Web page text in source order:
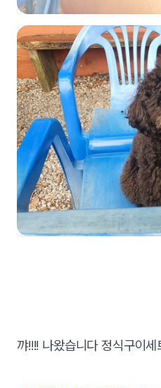
꺄!!!! 나왔습니다 정식구이세